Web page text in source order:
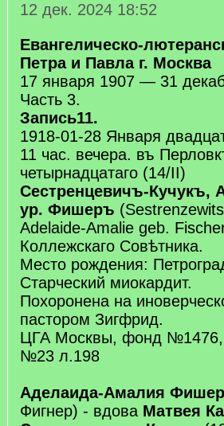
12 дек. 2024 18:52
Евангелическо-
Петра и Павла г. Москва
17 января 1907 — 31
Часть 3.
Запись11.
1918-01-28 Января
11 час. вечера. въ
четырнадцатаго (14/II)
Сестренцевичъ-Кучукъ,
ур. Фишеръ
Adelaide-Amalie geb.
Коллежскаго Совѣтника.
Место рождения:
Старческий миокардит.
Похоронена на
пастором Зигфрид.
ЦГА Москвы, фонд
№23 л.198
Аделаида-Амалия Фишер
Фигнер) - вдова Матвея